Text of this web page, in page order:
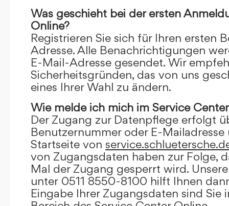
Was geschieht bei der ersten
Online?
Registrieren Sie sich für Ihren ersten
Adresse. Alle Benachrichtigungen
E-Mail-Adresse gesendet. Wir
Sicherheitsgründen, das von uns
eines Ihrer Wahl zu ändern.
Wie melde ich mich im Service
Der Zugang zur Datenpflege erfolgt
Benutzernummer oder E-
Startseite von
von Zugangsdaten haben zur Folge,
Mal der Zugang gesperrt wird.
unter 0511 8550-8100 hilft Ihnen
Eingabe Ihrer Zugangsdaten sind Sie